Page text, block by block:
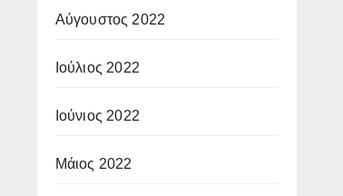
Αύγουστος 2022
Ιούλιος 2022
Ιούνιος 2022
Μάιος 2022